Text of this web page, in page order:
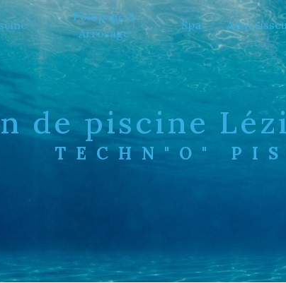
Pompage &
Arrosage
Spa
de piscine
TECHN"O"